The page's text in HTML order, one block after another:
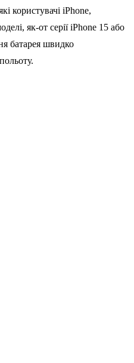
користувачі iPhone,
як-от серії iPhone 15 або
батарея швидко